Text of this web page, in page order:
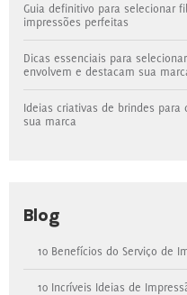
Guia definitivo para selecionar
impressões perfeitas
Dicas essenciais para
envolvem e destacam sua
Ideias criativas de brindes para
sua marca
Blog
10 Benefícios do Serviço de
10 Incríveis Ideias de